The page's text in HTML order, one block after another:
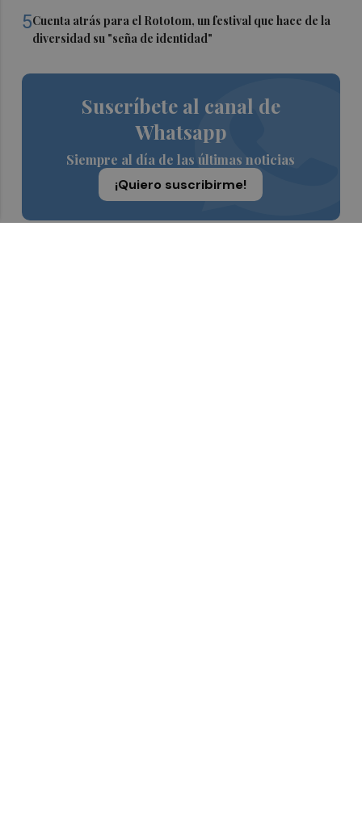
5Cuenta atrás para el Rototom, un festival que hace de la
diversidad su "seña de identidad"
Suscríbete al canal de
Whatsapp
Siempre al día de las últimas noticias
¡Quiero suscribirme!